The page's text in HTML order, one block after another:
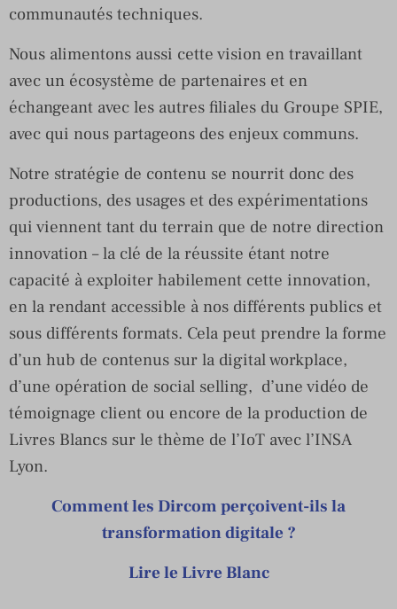
communautés techniques.
Nous alimentons aussi cette vision en travaillant
avec un écosystème de partenaires et en
échangeant avec les autres filiales du Groupe SPIE,
avec qui nous partageons des enjeux communs.
Notre stratégie de contenu se nourrit donc des
productions, des usages et des expérimentations
qui viennent tant du terrain que de notre direction
innovation – la clé de la réussite étant notre
capacité à exploiter habilement cette innovation,
en la rendant accessible à nos différents publics et
sous différents formats. Cela peut prendre la forme
d’un hub de contenus sur la digital workplace,
d’une opération de social selling, d’une vidéo de
témoignage client ou encore de la production de
Livres Blancs sur le thème de l’IoT avec l’INSA
Lyon.
Comment les Dircom perçoivent-ils la
transformation digitale ?
Lire le Livre Blanc